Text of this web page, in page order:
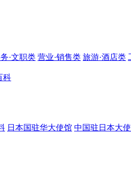
·文职类 营业·销售类 旅游·酒店类
科
日本国驻华大使馆 中国驻日本大